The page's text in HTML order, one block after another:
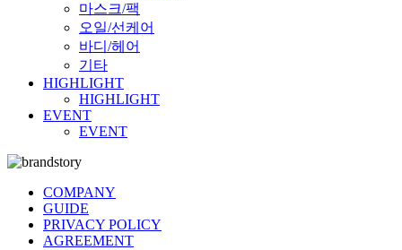
마스크/팩
오일/선케어
바디/헤어
기타
HIGHLIGHT
HIGHLIGHT
EVENT
EVENT
COMPANY
GUIDE
PRIVACY POLICY
AGREEMENT